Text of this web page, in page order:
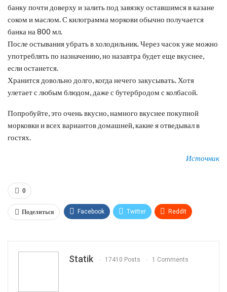
банку почти доверху и залить под завязку оставшимся в казане
соком и маслом. С килограмма моркови обычно получается
банка на 800 мл.
После остывания убрать в холодильник. Через часок уже можно
употреблять по назначению, но назавтра будет еще вкуснее,
если останется.
Хранится довольно долго, когда нечего закусывать. Хотя
улетает с любым блюдом, даже с бутербродом с колбасой.
Попробуйте, это очень вкусно, намного вкуснее покупной
морковки и всех вариантов домашней, какие я отведывал в
гостях.
Источник
0
Поделиться Facebook Twitter ReddIt
Statik 17410 Posts 1 Comments